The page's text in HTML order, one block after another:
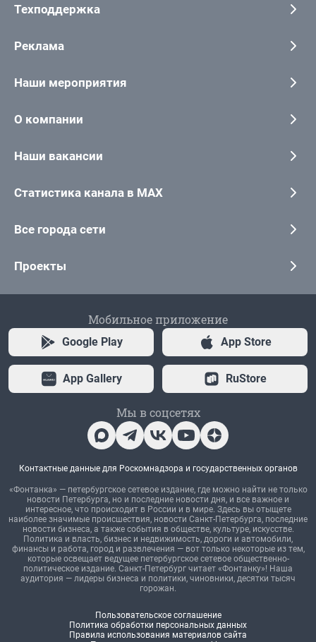
Техподдержка
Реклама
Наши мероприятия
О компании
Наши вакансии
Статистика канала в MAX
Все города сети
Проекты
Мобильное приложение
Google Play App Store
App Gallery RuStore
Мы в соцсетях
Контактные данные для Роскомнадзора и государственных органов
«Фонтанка» — петербургское сетевое издание, где можно найти не только
новости Петербурга, но и последние новости дня, и все важное и
интересное, что происходит в России и в мире. Здесь вы отыщете
наиболее значимые происшествия, новости Санкт-Петербурга, последние
новости бизнеса, а также события в обществе, культуре, искусстве.
Политика и власть, бизнес и недвижимость, дороги и автомобили,
финансы и работа, город и развлечения — вот только некоторые из тем,
которые освещает ведущее петербургское сетевое общественно-
политическое издание. Санкт-Петербург читает «Фонтанку»! Наша
аудитория — лидеры бизнеса и политики, чиновники, десятки тысяч
горожан.
Пользовательское соглашение
Политика обработки персональных данных
Правила использования материалов сайта